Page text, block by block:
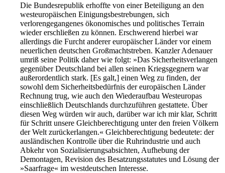
Die Bundesrepublik erhoffte von einer Beteiligung an den
westeuropäischen Einigungsbestrebungen, sich
verlorengegangenes ökonomisches und politisches Terrain
wieder erschließen zu können. Erschwerend hierbei war
allerdings die Furcht anderer europäischer Länder vor einem
neuerlichen deutschen Großmachtstreben. Kanzler Adenauer
umriß seine Politik daher wie folgt: »Das Sicherheitsverlangen
gegenüber Deutschland bei allen seinen Kriegsgegnern war
außerordentlich stark. [Es galt,] einen Weg zu finden, der
sowohl dem Sicherheitsbedürfnis der europäischen Länder
Rechnung trug, wie auch den Wiederaufbau Westeuropas
einschließlich Deutschlands durchzuführen gestattete. Über
diesen Weg würden wir auch, darüber war ich mir klar, Schritt
für Schritt unsere Gleichberechtigung unter den freien Völkern
der Welt zurückerlangen.« Gleichberechtigung bedeutete: der
ausländischen Kontrolle über die Ruhrindustrie und auch
Abkehr von Sozialisierungsabsichten, Aufhebung der
Demontagen, Revision des Besatzungsstatutes und Lösung der
»Saarfrage« im westdeutschen Interesse.